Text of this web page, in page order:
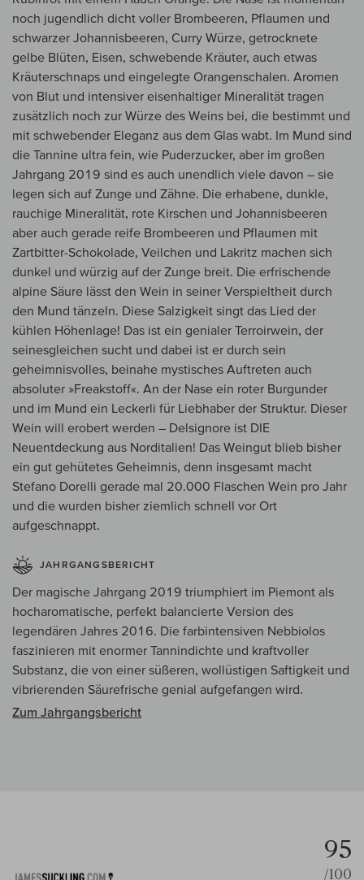
noch jugendlich dicht voller Brombeeren, Pflaumen und
schwarzer Johannisbeeren, Curry Würze, getrocknete
gelbe Blüten, Eisen, schwebende Kräuter, auch etwas
Kräuterschnaps und eingelegte Orangenschalen. Aromen
von Blut und intensiver eisenhaltiger Mineralität tragen
zusätzlich noch zur Würze des Weins bei, die bestimmt und
mit schwebender Eleganz aus dem Glas wabt. Im Mund sind
die Tannine ultra fein, wie Puderzucker, aber im großen
Jahrgang 2019 sind es auch unendlich viele davon – sie
legen sich auf Zunge und Zähne. Die erhabene, dunkle,
rauchige Mineralität, rote Kirschen und Johannisbeeren
aber auch gerade reife Brombeeren und Pflaumen mit
Zartbitter-Schokolade, Veilchen und Lakritz machen sich
dunkel und würzig auf der Zunge breit. Die erfrischende
alpine Säure lässt den Wein in seiner Verspieltheit durch
den Mund tänzeln. Diese Salzigkeit singt das Lied der
kühlen Höhenlage! Das ist ein genialer Terroirwein, der
seinesgleichen sucht und dabei ist er durch sein
geheimnisvolles, beinahe mystisches Auftreten auch
absoluter »Freakstoff«. An der Nase ein roter Burgunder
und im Mund ein Leckerli für Liebhaber der Struktur. Dieser
Wein will erobert werden – Delsignore ist DIE
Neuentdeckung aus Norditalien! Das Weingut blieb bisher
ein gut gehütetes Geheimnis, denn insgesamt macht
Stefano Dorelli gerade mal 20.000 Flaschen Wein pro Jahr
und die wurden bisher ziemlich schnell vor Ort
aufgeschnappt.
JAHRGANGSBERICHT
Der magische Jahrgang 2019 triumphiert im Piemont als
hocharomatische, perfekt balancierte Version des
legendären Jahres 2016. Die farbintensiven Nebbiolos
faszinieren mit enormer Tannindichte und kraftvoller
Substanz, die von einer süßeren, wollüstigen Saftigkeit und
vibrierenden Säurefrische genial aufgefangen wird.
Zum Jahrgangsbericht
95
/100